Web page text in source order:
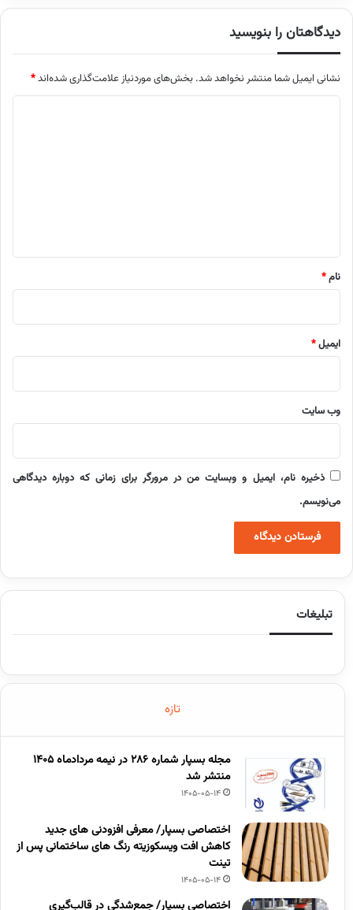
دیدگاهتان را بنویسید
نشانی ایمیل شما منتشر نخواهد شد. بخش‌های موردنیاز علامت‌گذاری شده‌اند*
نام*
ایمیل*
وب‌ سایت
ذخیره نام، ایمیل و وبسایت من در مرورگر برای زمانی که دوباره دیدگاهی
می‌نویسم.
تبلیغات
تازه
مجله بسپار شماره 286 در نیمه مردادماه 1405
منتشر شد
1405-05-14
اختصاصی بسپار/ معرفی افزودنی های جدید
کاهش افت ویسکوزیته رنگ های ساختمانی پس از
تینت
1405-05-14
اختصاصی بسپار/ جمع‌شدگی در قالب‌گیری